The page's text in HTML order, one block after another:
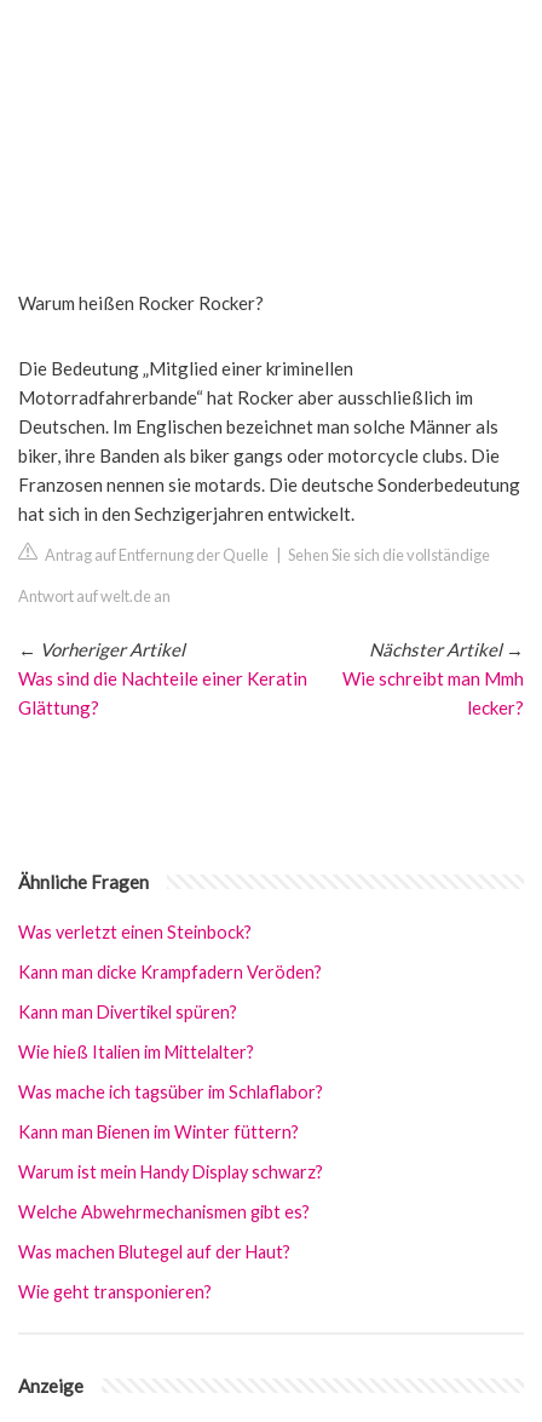
Warum heißen Rocker Rocker?
Die Bedeutung „Mitglied einer kriminellen
Motorradfahrerbande“ hat Rocker aber ausschließlich im
Deutschen. Im Englischen bezeichnet man solche Männer als
biker, ihre Banden als biker gangs oder motorcycle clubs. Die
Franzosen nennen sie motards. Die deutsche Sonderbedeutung
hat sich in den Sechzigerjahren entwickelt.
Antrag auf Entfernung der Quelle Sehen Sie sich die vollständige
Antwort auf welt.de an
← Vorheriger Artikel
Was sind die Nachteile einer Keratin
Glättung?
Nächster Artikel→
Wie schreibt man Mmh
lecker?
Ähnliche Fragen
Was verletzt einen Steinbock?
Kann man dicke Krampfadern Veröden?
Kann man Divertikel spüren?
Wie hieß Italien im Mittelalter?
Was mache ich tagsüber im Schlaflabor?
Kann man Bienen im Winter füttern?
Warum ist mein Handy Display schwarz?
Welche Abwehrmechanismen gibt es?
Was machen Blutegel auf der Haut?
Wie geht transponieren?
Anzeige